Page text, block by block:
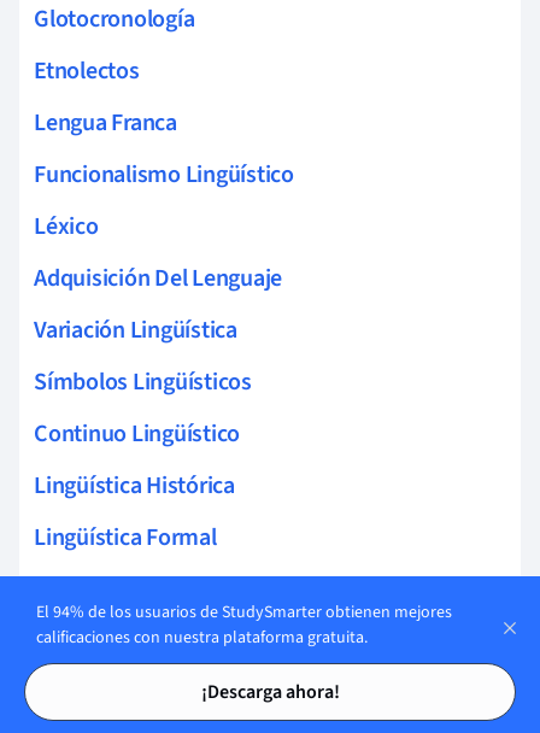
Tarjetas de estudio
Tarjetas de estudio
Glotocronología
Etnolectos
Lengua Franca
Funcionalismo Lingüístico
Léxico
Adquisición Del Lenguaje
Variación Lingüística
Símbolos Lingüísticos
Continuo Lingüístico
Lingüística Histórica
Lingüística Formal
Tarjetas en
Etnolingüística
El 94% de los usuarios de StudySmarter obtienen mejores
calificaciones con nuestra plataforma gratuita.
¡Descarga ahora!